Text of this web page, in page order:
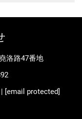
洛路47番地
| [email protected]